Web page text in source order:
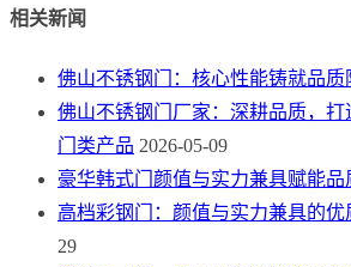
相关新闻
佛山不锈钢门：核心性能铸就品质
佛山不锈钢门厂家：深耕品质，
门类产品 2026-05-09
豪华韩式门颜值与实力兼具赋能品
高档彩钢门：颜值与实力兼具的优
29